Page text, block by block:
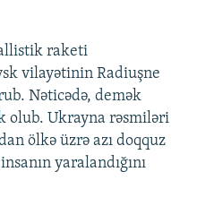
raketi
vilayətinin Radiuşne
Nəticədə, demək
olub. Ukrayna rəsmiləri
ölkə üzrə azı doqquz
yaralandığını